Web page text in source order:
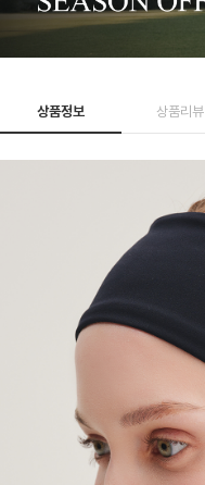
상품정보 상품리뷰